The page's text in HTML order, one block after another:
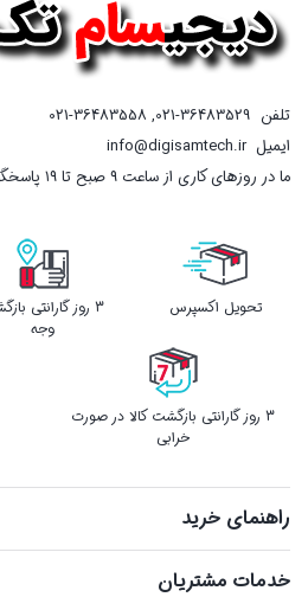
تلفن 021-36483529
,
021-36483558
ایمیلinfo@digisamtech.ir
ما در روزهای کاری از ساعت ۹ صبح تا ۱۹ پاسخگوی شما هستیم
تحویل اکسپرس
3 روز گارانتی
وجه
3 روز گارانتی بازگشت کالا در صورت
خرابی
راهنمای خرید
خدمات مشتریان